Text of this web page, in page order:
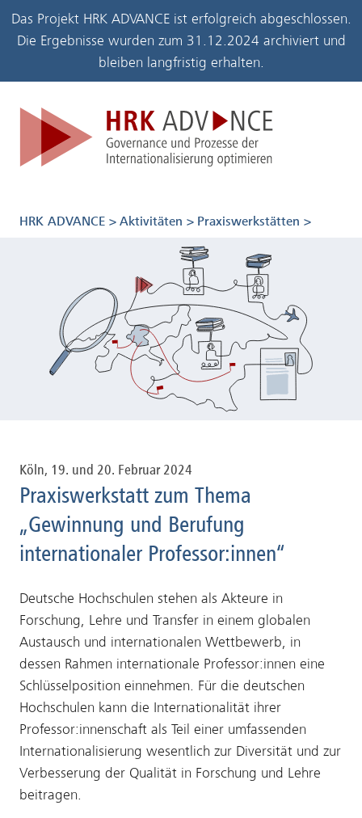
Das Projekt HRK ADVANCE ist erfolgreich abgeschlossen.
Die Ergebnisse wurden zum 31.12.2024 archiviert und
bleiben langfristig erhalten.
Zum Seiteninhalt
Zum Hauptmenü
Zum Navigationspfad
Zur Startseite der HRK
HRK ADVANCE Aktivitäten Praxiswerkstätten
Köln, 19. und 20. Februar 2024
Praxiswerkstatt zum Thema
„Gewinnung und Berufung
internationaler Professor:innen“
Deutsche Hochschulen stehen als Akteure in
Forschung, Lehre und Transfer in einem globalen
Austausch und internationalen Wettbewerb, in
dessen Rahmen internationale Professor:innen eine
Schlüsselposition einnehmen. Für die deutschen
Hochschulen kann die Internationalität ihrer
Professor:innenschaft als Teil einer umfassenden
Internationalisierung wesentlich zur Diversität und zur
Verbesserung der Qualität in Forschung und Lehre
beitragen.